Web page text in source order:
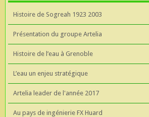
Histoire de Sogreah 1923 2003
Présentation du groupe Artelia
Histoire de l’eau à Grenoble
L’eau un enjeu stratégique
Artelia leader de l'année 2017
Au pays de ingénierie FX Huard